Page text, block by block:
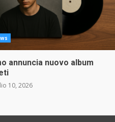
annuncia nuovo album
10, 2026